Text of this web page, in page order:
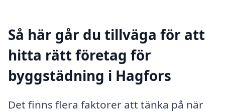
Så här går du tillväga för att
hitta rätt företag för
byggstädning i Hagfors
Det finns flera faktorer att tänka på när